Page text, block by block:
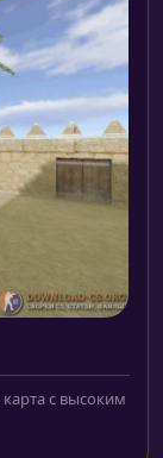
с высоким